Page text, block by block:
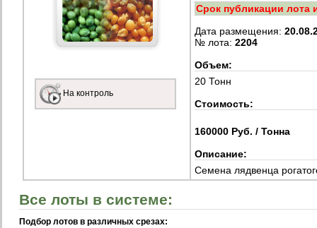
На контроль
Срок публикации лота
Дата размещения:
№ лота: 2204
Объем:
20 Тонн
Стоимость:
160000 Руб. / Тонна
Описание:
Семена лядвенца
Все лоты в системе:
Подбор лотов в различных срезах: